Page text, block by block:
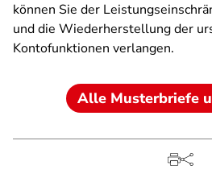
können Sie der
und die Wiederherstellung der
Kontofunktionen verlangen.
Alle Musterbriefe